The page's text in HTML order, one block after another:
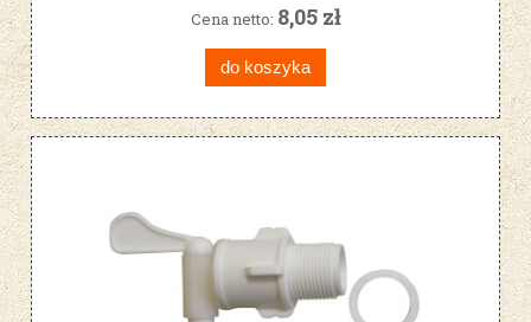
Cena netto: 8,05 zł
do koszyka